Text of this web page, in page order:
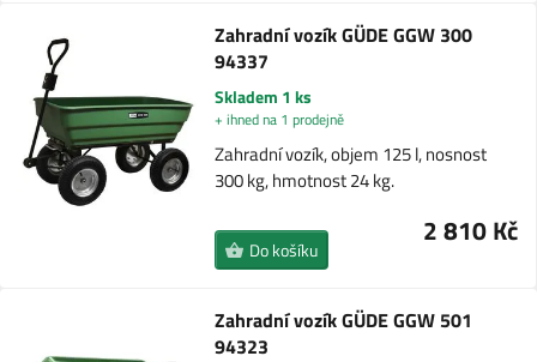
Zahradní vozík GÜDE GGW 300
94337
Skladem 1 ks
+ ihned na 1 prodejně
Zahradní vozík, objem 125 l, nosnost
300 kg, hmotnost 24 kg.
2 810 Kč
Do košíku
Zahradní vozík GÜDE GGW 501
94323